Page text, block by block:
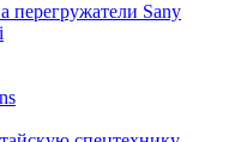
перегружатели Sany